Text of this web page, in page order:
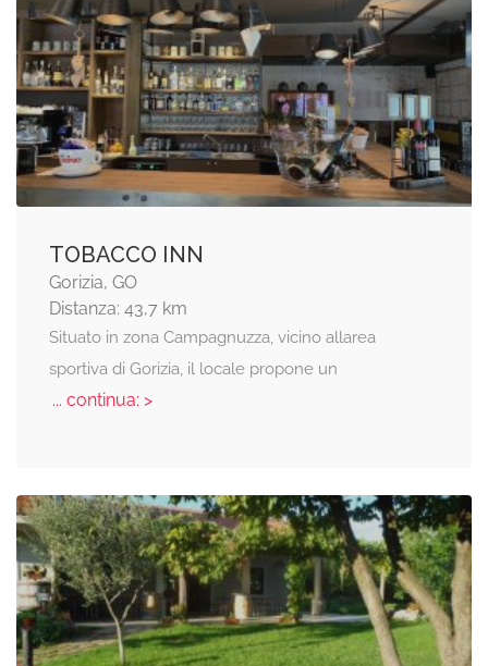
TOBACCO INN
Gorizia, GO
Distanza: 43,7 km
Situato in zona Campagnuzza, vicino allarea
sportiva di Gorizia, il locale propone un
... continua: >